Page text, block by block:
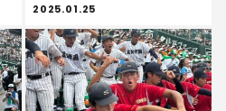
2025.01.25